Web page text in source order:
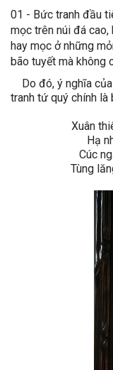
01 - Bức tranh đầu
mọc trên núi đá cao,
hay mọc ở những
bão tuyết mà không
Do đó, ý nghĩa
tranh tứ quý chính
Xuân
Hạ
Cúc
Tùng